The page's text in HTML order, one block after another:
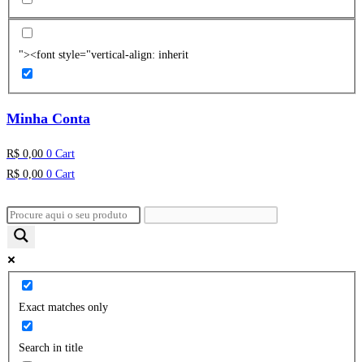
"><font style="vertical-align: inherit
Minha Conta
R$ 0,00 0 Cart
R$ 0,00 0 Cart
Exact matches only
Search in title